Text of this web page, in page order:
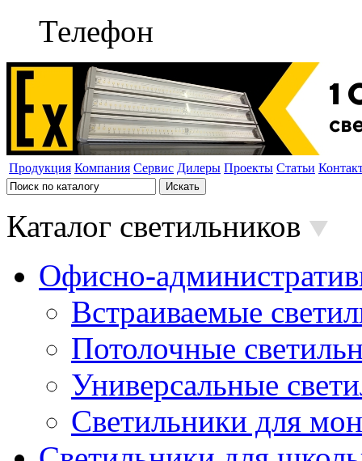
Телефон
Продукция Компания Сервис Дилеры Проекты Статьи
Каталог светильников
Офисно-
Встраиваемые
Потолочные
Универсальные
Светильники для